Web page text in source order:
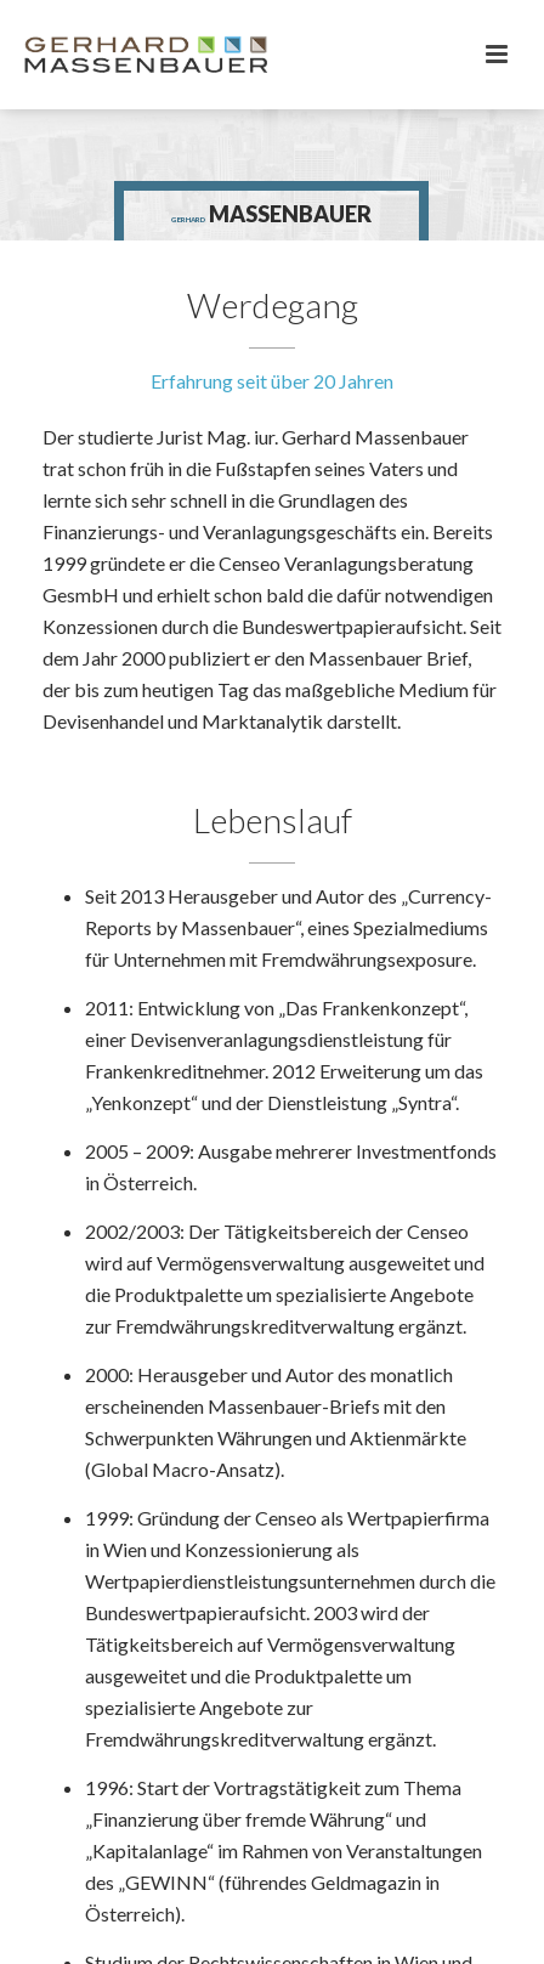
GERHARD MASSENBAUER
Werdegang
Erfahrung seit über 20 Jahren
Der studierte Jurist Mag. iur. Gerhard Massenbauer
trat schon früh in die Fußstapfen seines Vaters und
lernte sich sehr schnell in die Grundlagen des
Finanzierungs- und Veranlagungsgeschäfts ein. Bereits
1999 gründete er die Censeo Veranlagungsberatung
GesmbH und erhielt schon bald die dafür notwendigen
Konzessionen durch die Bundeswertpapieraufsicht. Seit
dem Jahr 2000 publiziert er den Massenbauer Brief,
der bis zum heutigen Tag das maßgebliche Medium für
Devisenhandel und Marktanalytik darstellt.
Lebenslauf
Seit 2013 Herausgeber und Autor des „Currency-
Reports by Massenbauer“, eines Spezialmediums
für Unternehmen mit Fremdwährungsexposure.
2011: Entwicklung von „Das Frankenkonzept“,
einer Devisenveranlagungsdienstleistung für
Frankenkreditnehmer. 2012 Erweiterung um das
„Yenkonzept“ und der Dienstleistung „Syntra“.
2005 – 2009: Ausgabe mehrerer Investmentfonds
in Österreich.
2002/2003: Der Tätigkeitsbereich der Censeo
wird auf Vermögensverwaltung ausgeweitet und
die Produktpalette um spezialisierte Angebote
zur Fremdwährungskreditverwaltung ergänzt.
2000: Herausgeber und Autor des monatlich
erscheinenden Massenbauer-Briefs mit den
Schwerpunkten Währungen und Aktienmärkte
(Global Macro-Ansatz).
1999: Gründung der Censeo als Wertpapierfirma
in Wien und Konzessionierung als
Wertpapierdienstleistungsunternehmen durch die
Bundeswertpapieraufsicht. 2003 wird der
Tätigkeitsbereich auf Vermögensverwaltung
ausgeweitet und die Produktpalette um
spezialisierte Angebote zur
Fremdwährungskreditverwaltung ergänzt.
1996: Start der Vortragstätigkeit zum Thema
„Finanzierung über fremde Währung“ und
„Kapitalanlage“ im Rahmen von Veranstaltungen
des „GEWINN“ (führendes Geldmagazin in
Österreich).